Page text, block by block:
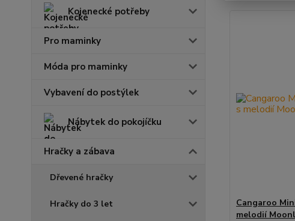
Kojenecké potřeby
Pro maminky
Móda pro maminky
Vybavení do postýlek
Nábytek do pokojíčku
Hračky a zábava
Dřevené hračky
Hračky do 3 let
Cangaroo
melodií